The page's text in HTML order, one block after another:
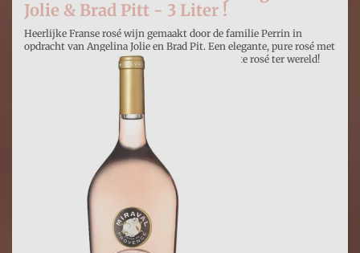
Jolie & Brad Pitt - 3 Liter !
Heerlijke Franse rosé wijn gemaakt door de familie Perrin in
opdracht van Angelina Jolie en Brad Pit. Een elegante, pure rosé met
fruitaroma's, zoals bessen. Uitgeroepen tot beste rosé ter wereld!